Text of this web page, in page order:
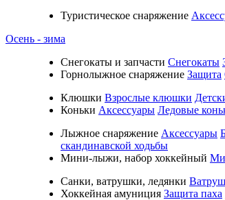
Туристическое снаряжение
Осень - зима
Cнегокаты и запчасти Снегокаты
Горнолыжное снаряжение Защита
Клюшки Взрослые клюшки
Коньки Аксессуары Ледовые
Лыжное снаряжение Аксессуары
скандинавской ходьбы
Мини-лыжи, набор хоккейный
Санки, ватрушки, ледянки
Хоккейная амуниция Защита паха